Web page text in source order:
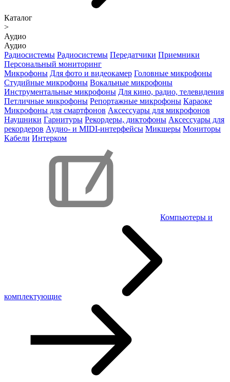
Каталог
>
Аудио
Аудио
Радиосистемы Радиосистемы Передатчики Приемники
Персональный мониторинг
Микрофоны Для фото и видеокамер Головные микрофоны
Студийные микрофоны Вокальные микрофоны
Инструментальные микрофоны Для кино, радио, телевидения
Петличные микрофоны Репортажные микрофоны Караоке
Микрофоны для смартфонов Аксессуары для микрофонов
Наушники Гарнитуры Рекордеры, диктофоны Аксессуары для
рекордеров Аудио- и MIDI-интерфейсы Микшеры Мониторы
Кабели Интерком
Компьютеры и
комплектующие